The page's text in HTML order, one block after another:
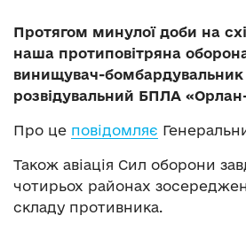
Протягом минулої доби на
наша протиповітряна
винищувач-
розвідувальний БПЛА
Про це повідомляє
Також авіація Сил оборони
чотирьох районах
складу противника.